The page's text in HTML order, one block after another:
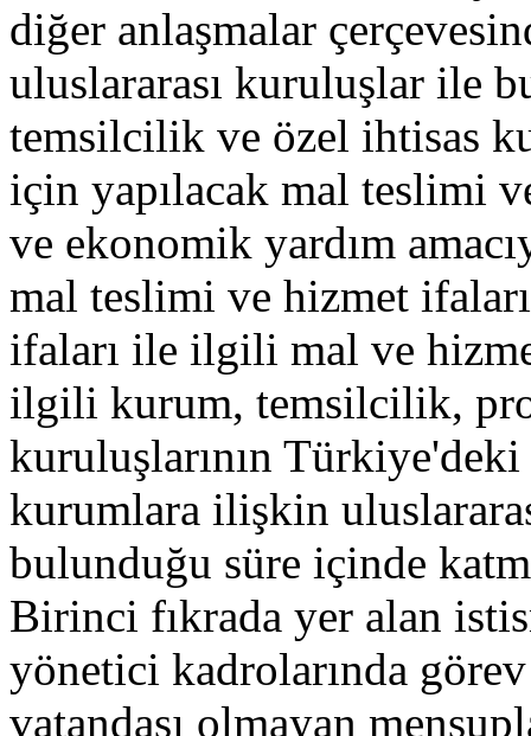
diğer anlaşmalar
uluslararası kuruluşlar ile
temsilcilik ve özel ihtisas
için yapılacak mal teslimi
ve ekonomik yardım
mal teslimi ve hizmet
ifaları ile ilgili mal ve
ilgili kurum, temsilcilik,
kuruluşlarının
kurumlara ilişkin
bulunduğu süre içinde
Birinci fıkrada yer alan
yönetici kadrolarında
vatandaşı olmayan